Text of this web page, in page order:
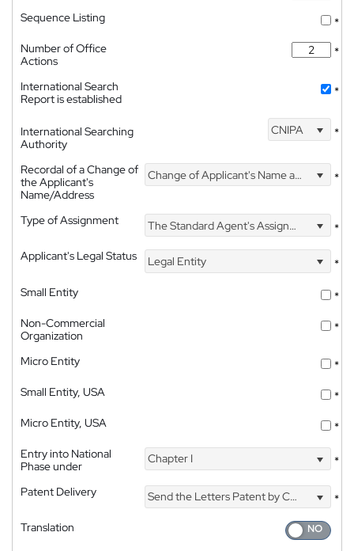
Sequence Listing
*
Number of Office
Actions
*
International Search
Report is established
*
International Searching
Authority
CNIPA *
Recordal of a Change of
the Applicant's
Name/Address
Change of Applicant's Name and Address *
Type of Assignment The Standard Agent's Assignment
*
Applicant's Legal Status
Legal Entity
*
Small Entity
*
Non-Commercial
Organization
*
Micro Entity
*
Small Entity, USA
*
Micro Entity, USA
*
Entry into National
Phase under
Chapter I *
Patent Delivery Send the Letters Patent by Courier
*
Translation